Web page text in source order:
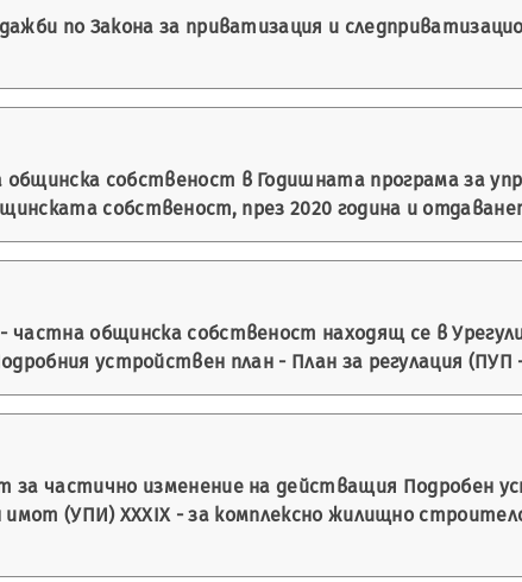
по Закона за приватизация и
собственост в Годишната програма за
собственост, през 2020 година и
общинска собственост находящ се в
устройствен план - План за регулация
за частично изменение на действащия Подробен
имот (УПИ) XXXІX - за комплексно жилищно